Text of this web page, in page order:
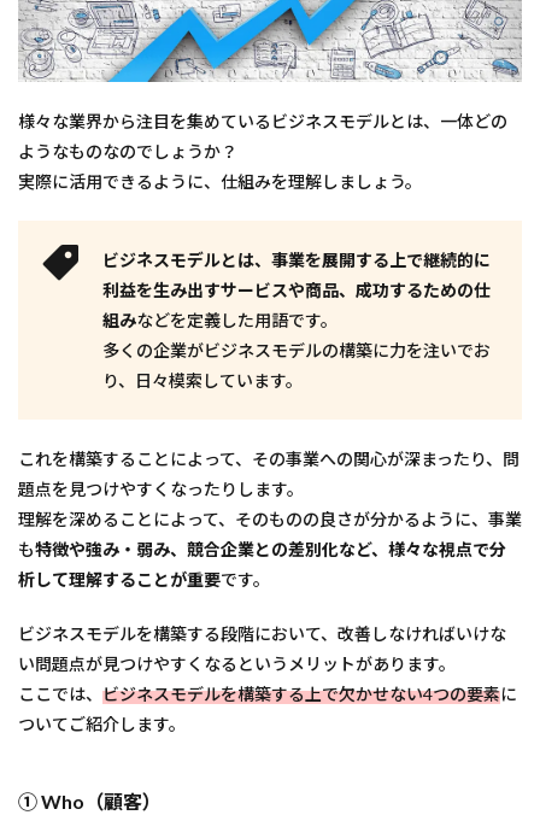
様々な業界から注目を集めているビジネスモデルとは、一体どの
ようなものなのでしょうか？
実際に活用できるように、仕組みを理解しましょう。
ビジネスモデルとは、事業を展開する上で継続的に
利益を生み出すサービスや商品、成功するための仕
組みなどを定義した用語です。
多くの企業がビジネスモデルの構築に力を注いでお
り、日々模索しています。
これを構築することによって、その事業への関心が深まったり、問
題点を見つけやすくなったりします。
理解を深めることによって、そのものの良さが分かるように、事業
も特徴や強み・弱み、競合企業との差別化など、様々な視点で分
析して理解することが重要です。
ビジネスモデルを構築する段階において、改善しなければいけな
い問題点が見つけやすくなるというメリットがあります。
ここでは、 ビジネスモデルを構築する上で欠かせない4つの要素に
ついてご紹介します。
① Who（顧客）